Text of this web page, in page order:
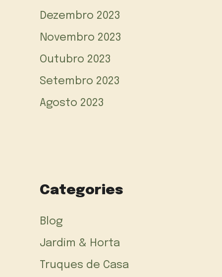
Dezembro 2023
Novembro 2023
Outubro 2023
Setembro 2023
Agosto 2023
Categories
Blog
Jardim & Horta
Truques de Casa